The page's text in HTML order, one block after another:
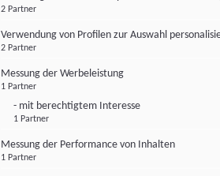
2 Partner
Verwendung von Profilen zur Auswahl
2 Partner
Messung der Werbeleistung
1 Partner
- mit berechtigtem Interesse
1 Partner
Messung der Performance von Inhalten
1 Partner